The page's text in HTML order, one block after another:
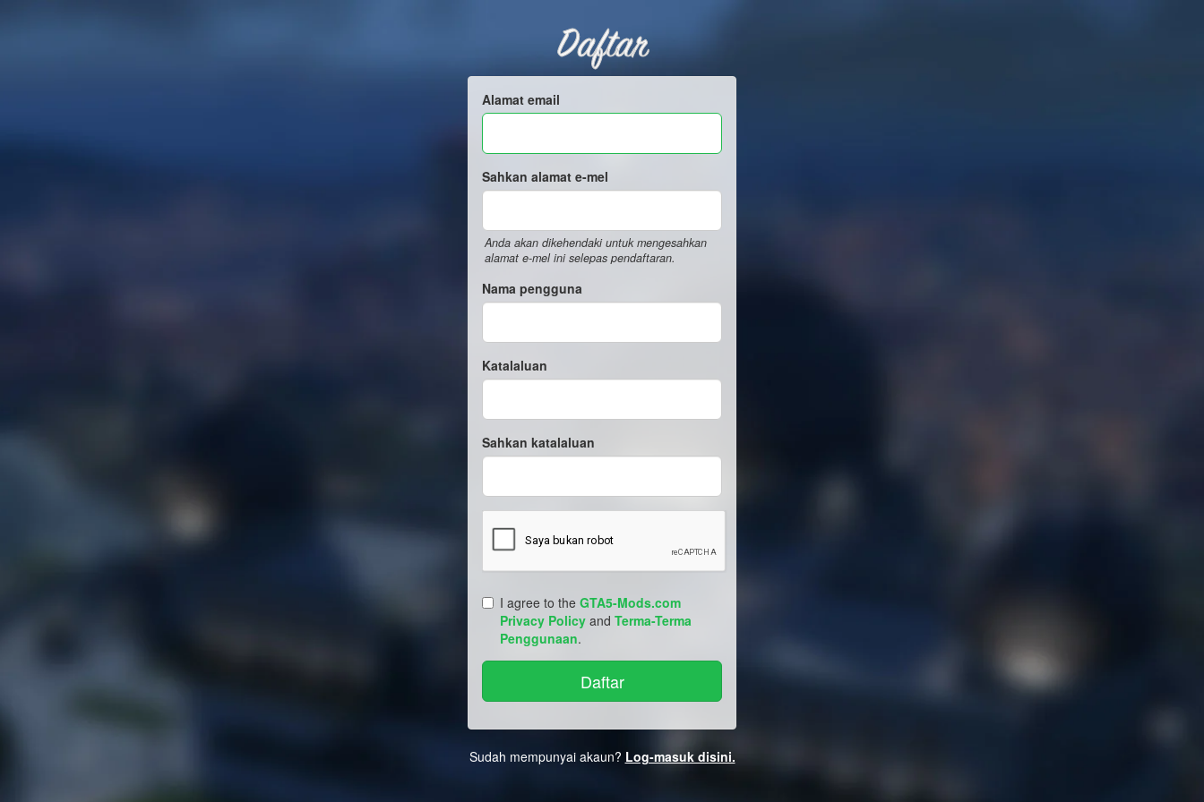
Daftar
Alamat email
Sahkan alamat e-mel
Anda akan dikehendaki untuk mengesahkan
alamat e-mel ini selepas pendaftaran.
Nama pengguna
Katalaluan
Sahkan katalaluan
I agree to the GTA5-Mods.com
Privacy Policy and Terma-Terma
Penggunaan.
Sudah mempunyai akaun? Log-masuk disini.